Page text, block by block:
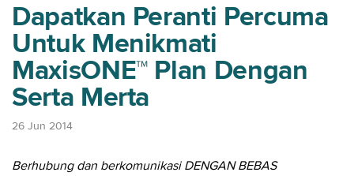
Dapatkan Peranti Percuma
Untuk Menikmati
MaxisONE™ Plan Dengan
Serta Merta
26 Jun 2014
Berhubung dan berkomunikasi DENGAN BEBAS